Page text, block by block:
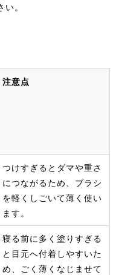
。
注意点
つけすぎるとダマや重さ
につながるため、ブラシ
を軽くしごいて薄く使い
ます。
寝る前に多く塗りすぎる
と目元へ付着しやすいた
め、ごく薄くなじませて